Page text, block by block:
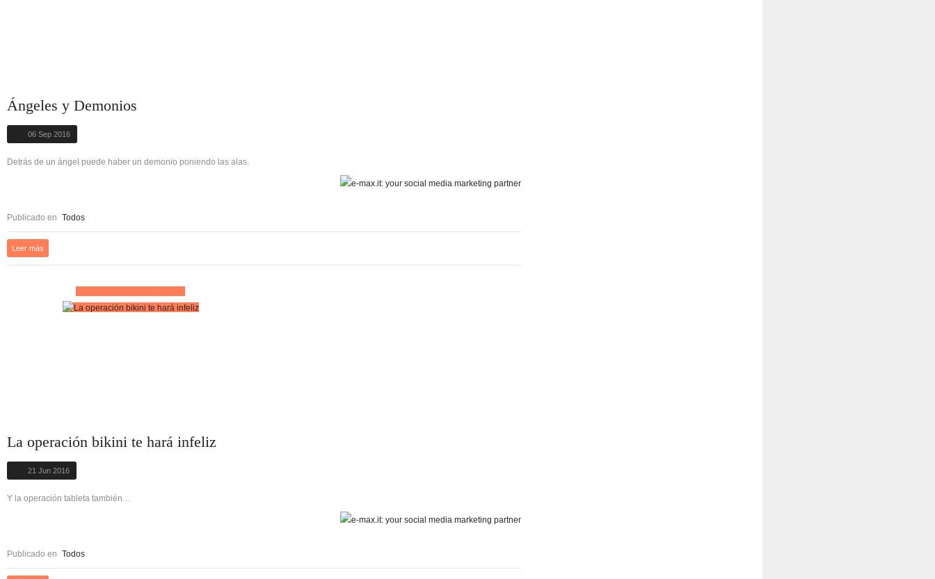
Ángeles y Demonios
06 Sep 2016
Detrás de un ángel puede haber un demonio poniendo las alas.
Publicado en Todos
Leer más
La operación bikini te hará infeliz
21 Jun 2016
Y la operación tableta también…
Publicado en Todos